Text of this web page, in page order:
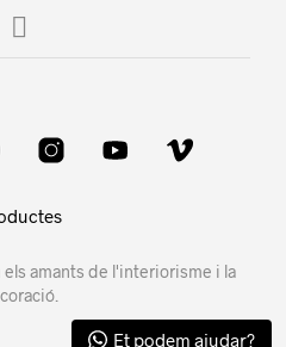
els amants de l'interiorisme i la
Et podem ajudar?